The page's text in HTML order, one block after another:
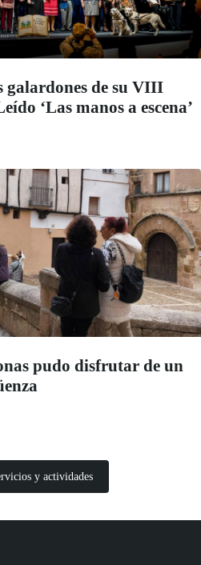
galardones de su VIII
‘Las manos a escena’
pudo disfrutar de un
y actividades